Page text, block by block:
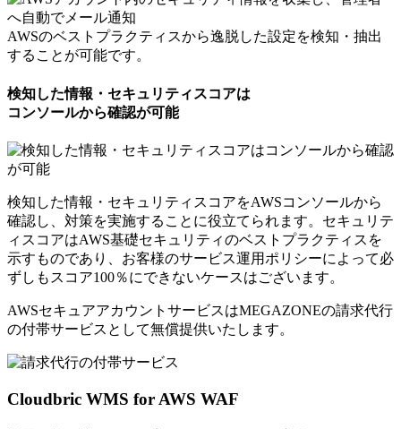
AWSのベストプラクティスから逸脱した設定を検知・抽出
することが可能です。
検知した情報・セキュリティスコアは
コンソールから確認が可能
検知した情報・セキュリティスコアをAWSコンソールから
確認し、対策を実施することに役立てられます。セキュリテ
ィスコアはAWS基礎セキュリティのベストプラクティスを
示すものであり、お客様のサービス運用ポリシーによって必
ずしもスコア100％にできないケースはございます。
AWSセキュアアカウントサービスはMEGAZONEの請求代行
の付帯サービスとして無償提供いたします。
Cloudbric WMS for AWS WAF